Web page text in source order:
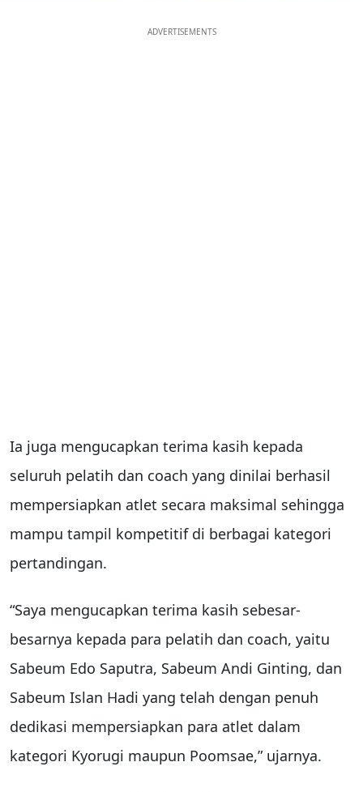
ADVERTISEMENTS
Ia juga mengucapkan terima kasih kepada
seluruh pelatih dan coach yang dinilai berhasil
mempersiapkan atlet secara maksimal sehingga
mampu tampil kompetitif di berbagai kategori
pertandingan.
“Saya mengucapkan terima kasih sebesar-
besarnya kepada para pelatih dan coach, yaitu
Sabeum Edo Saputra, Sabeum Andi Ginting, dan
Sabeum Islan Hadi yang telah dengan penuh
dedikasi mempersiapkan para atlet dalam
kategori Kyorugi maupun Poomsae,” ujarnya.